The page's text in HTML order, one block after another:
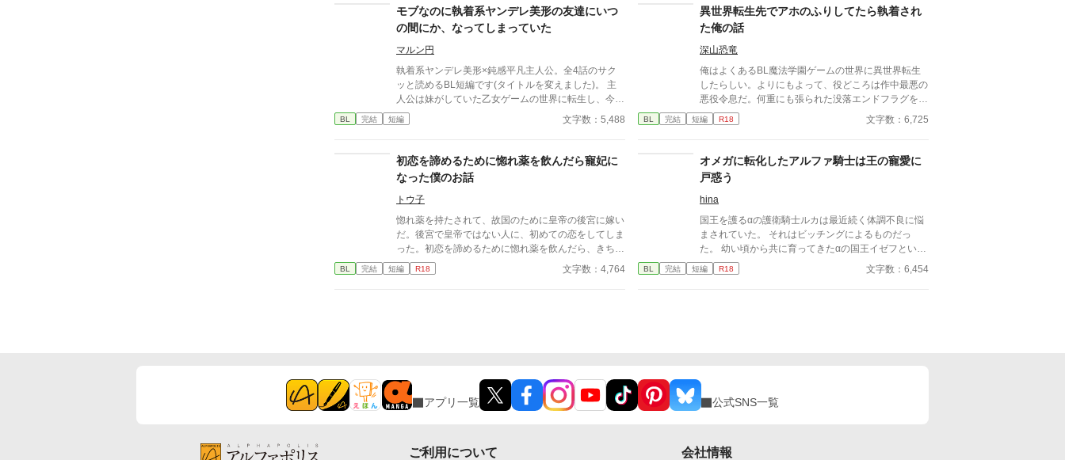
ることに。ところが、この王子、爽やかな笑顔の裏で
俺への重すぎる執着を隠し持っていた!?
モブなのに執着系ヤンデレ美形の友達にいつ
の間にか、なってしまっていた
マルン円
執着系ヤンデレ美形×鈍感平凡主人公。全4話のサク
ッと読めるBL短編です(タイトルを変えました)。 主
人公は妹がしていた乙女ゲームの世界に転生し、今は
ロニーとして地味な高校生活を送っている。内気なロ
ニーが気軽に学校で話せる友達は同級生のエドだけ
しかし、ロニーはある日、髪をばっさり切ってイメチ
ェンしたエドを見て、エドがヒロインに執着しまくる
メインキャラの一人だったことを思い出す。 平凡な
生活を送りたいロニーは、これからヒロインのことを
好きになるであろうエドとは距離を置こうと決意す
る。 タイトルを変えました。 前のタイトルは、「モ
ブなのに、いつのまにかヒロインに執着しまくるキャ
ラの友達になってしまっていた」です。 急に変えて
BL 完結 短編 文字数：5,488
異世界転生先でアホのふりしてたら執着され
た俺の話
深山恐竜
俺はよくあるBL魔法学園ゲームの世界に異世界転生
したらしい。よりにもよって、役どころは作中最悪の
悪役令息だ。何重にも張られた没落エンドフラグをへ
し折る日々……なんてまっぴらごめんなので、前世の
スキル（引きこもり）を最大限活用して平和を勝ち取
者が「坊ちゃんの足すべすべ～」なんて言い出し
て！？
BL 完結 短編 R18 文字数：6,725
初恋を諦めるために惚れ薬を飲んだら寵妃に
なった僕のお話
トウ子
惚れ薬を持たされて、故国のために皇帝の後宮に嫁い
だ。後宮で皇帝ではない人に、初めての恋をしてしま
った。初恋を諦めるために惚れ薬を飲んだら、きちん
と皇帝を愛することができた。心からの愛を捧げたら
皇帝にも愛されて、僕は寵妃になった。それだけの幸
BL 完結 短編 R18 文字数：4,764
オメガに転化したアルファ騎士は王の寵愛に
戸惑う
hina
国王を護るαの護衛騎士ルカは最近続く体調不良に悩
まされていた。 それはビッチングによるものだっ
た。 幼い頃から共に育ってきたαの国王イゼフといつ
からか身体の関係を持っていたが、それが原因とは思
ってもみなかった。 国王から寵愛され戸惑うルカの
BL 完結 短編 R18 文字数：6,454
アプリ一覧 公式SNS一覧
ご利用について 会社情報